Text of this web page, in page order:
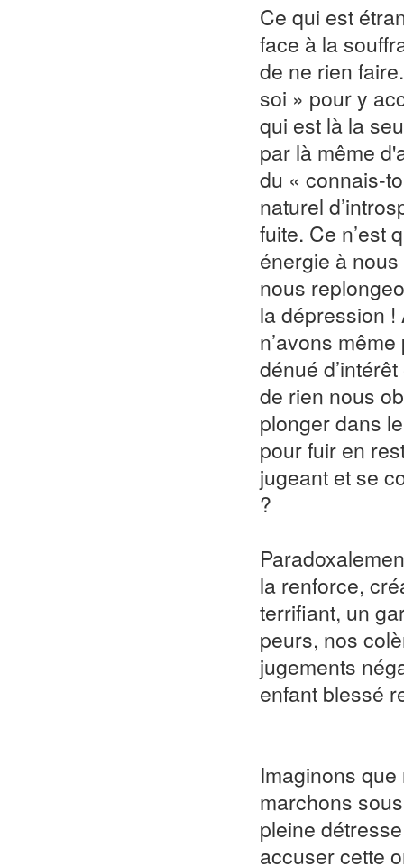
Ce qui est
face à la
de ne rien
soi » pour y
qui est là la
par là même
du « connais-
naturel
fuite. Ce n’est
énergie à
nous
la dépression !
n’avons
dénué
de rien nous
plonger dans
pour fuir en
jugeant et se
?
la renforce,
terrifiant, un
peurs, nos
jugements
enfant blessé
Imaginons
marchons
pleine
accuser cette